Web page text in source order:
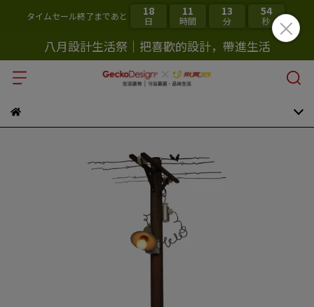
タイムセール終了まであと 18
日
11
時間
13
分
53
秒
八月設計生活祭｜把喜歡的設計，帶進生活